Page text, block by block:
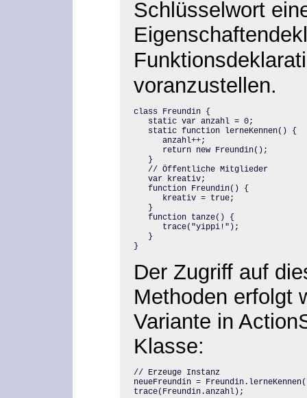
Schlüsselwort
voranzustellen.
class Freundin {
   static var anzahl = 0;
   static function lerneKennen() {
      anzahl++;
      return new Freundin();
   }
   // Öffentliche Mitglieder
   var kreativ;
   function Freundin() {
      kreativ = true;
   }
   function tanze() {
      trace("yippi!");
   }
}
Der Zugriff auf
Methoden erfolgt
Variante in
Klasse:
// Erzeuge Instanz
neueFreundin =
trace(Freundin.anzahl);